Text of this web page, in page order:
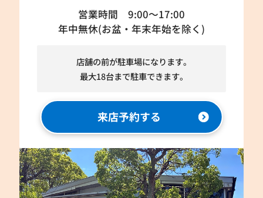
営業時間 9:00～17:00
年中無休(お盆・年末年始を除く)
店舗の前が駐車場になります。
最大18台まで駐車できます。
来店予約する